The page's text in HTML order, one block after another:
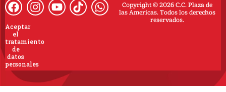
Copyright © 2026 C.C. Plaza de
las Americas. Todos los derechos
reservados.
Aceptar
el
tratamiento
de
datos
personales